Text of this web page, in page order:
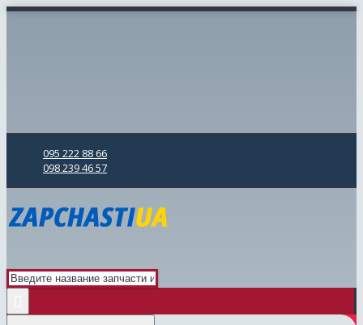
095 222 88 66
098 239 46 57